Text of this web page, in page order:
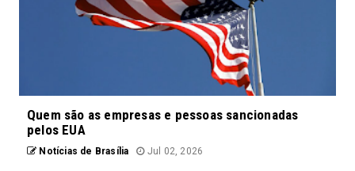
Quem são as empresas e pessoas sancionadas
pelos EUA
Notícias de Brasília Jul 02, 2026